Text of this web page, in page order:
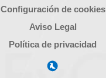
Configuración de cookies
Aviso Legal
Política de privacidad